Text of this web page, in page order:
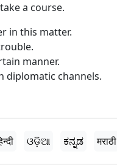
a course.
in this matter.
manner.
diplomatic channels.
ଓଡ଼ିଆ ಕನ್ನಡ मराठी